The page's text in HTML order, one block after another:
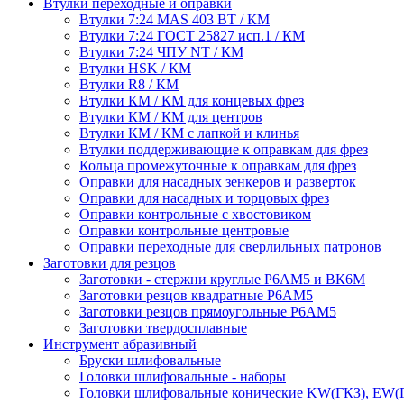
Втулки переходные и оправки
Втулки 7:24 MAS 403 BT / КМ
Втулки 7:24 ГОСТ 25827 исп.1 / КМ
Втулки 7:24 ЧПУ NT / КМ
Втулки HSK / КМ
Втулки R8 / КМ
Втулки КМ / КМ для концевых фрез
Втулки КМ / КМ для центров
Втулки КМ / КМ с лапкой и клинья
Втулки поддерживающие к оправкам для фрез
Кольца промежуточные к оправкам для фрез
Оправки для насадных зенкеров и разверток
Оправки для насадных и торцовых фрез
Оправки контрольные с хвостовиком
Оправки контрольные центровые
Оправки переходные для сверлильных патронов
Заготовки для резцов
Заготовки - стержни круглые Р6АМ5 и ВК6М
Заготовки резцов квадратные Р6АМ5
Заготовки резцов прямоугольные Р6АМ5
Заготовки твердосплавные
Инструмент абразивный
Бруски шлифовальные
Головки шлифовальные - наборы
Головки шлифовальные конические KW(ГКЗ),